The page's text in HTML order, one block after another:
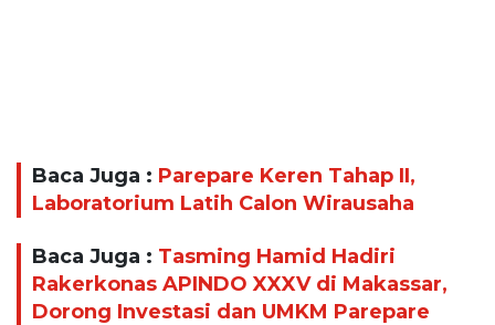
Baca Juga : Parepare Keren Tahap II,
Laboratorium Latih Calon Wirausaha
Baca Juga : Tasming Hamid Hadiri
Rakerkonas APINDO XXXV di Makassar,
Dorong Investasi dan UMKM Parepare